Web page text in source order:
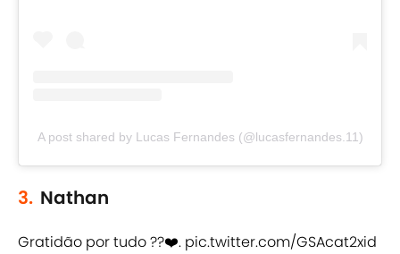
A post shared by Lucas Fernandes (@lucasfernandes.11)
3. Nathan
Gratidão por tudo ??❤️. pic.twitter.com/GSAcat2xid